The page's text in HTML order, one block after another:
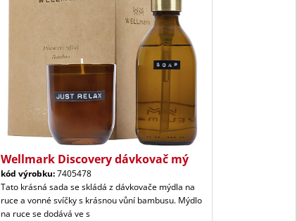
Wellmark Discovery dávkovač mý
kód výrobku:7405478
Tato krásná sada se skládá z dávkovače mýdla na
ruce a vonné svíčky s krásnou vůní bambusu. Mýdlo
na ruce se dodává ve s